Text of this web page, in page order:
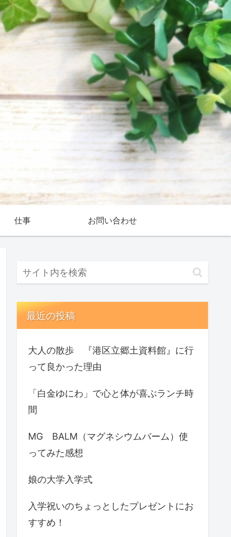
仕事 お問い合わせ
最近の投稿
大人の散歩 『港区立郷土資料館』に行
って良かった理由
「白金ゆにわ」で心と体が喜ぶランチ時
間
MG BALM（マグネシウムバーム）使
ってみた感想
娘の大学入学式
入学祝いのちょっとしたプレゼントにお
すすめ！